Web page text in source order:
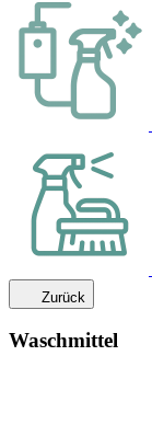
Zurück
Waschmittel